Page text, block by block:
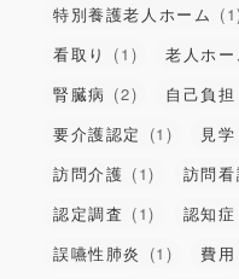
特別養護老人ホーム
看取り
(1) 老人ホー
腎臓病 (2) 自己負担
要介護認定 (1) 見学
訪問介護 (1) 訪問看
認定調査 (1) 認知症
誤嚥性肺炎 (1) 費用